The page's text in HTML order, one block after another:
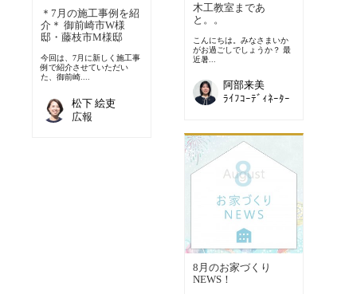
＊7月の施工事例を紹
介＊ 御前崎市W様
邸・藤枝市M様邸
今回は、7月に新しく施工事
例で紹介させていただい
た、御前崎....
松下 絵吏
広報
木工教室まであ
と。。
こんにちは。みなさまいか
がお過ごしでしょうか？ 最
近暑...
阿部来美
ﾗｲﾌｺｰﾃﾞｨﾈｰﾀｰ
8月のお家づくり
NEWS！